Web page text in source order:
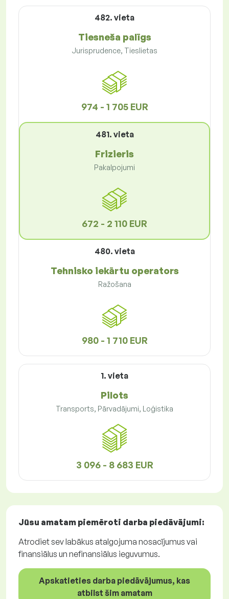
482. vieta
Tiesneša palīgs
Jurisprudence, Tieslietas
974 - 1 705 EUR
481. vieta
Frizieris
Pakalpojumi
672 - 2 110 EUR
480. vieta
Tehnisko iekārtu operators
Ražošana
980 - 1 710 EUR
1. vieta
Pilots
Transports, Pārvadājumi, Loģistika
3 096 - 8 683 EUR
Jūsu amatam piemēroti darba piedāvājumi:
Atrodiet sev labākus atalgojuma nosacījumus vai
finansiālus un nefinansiālus ieguvumus.
Apskatieties darba piedāvājumus, kas
atbilst šim amatam